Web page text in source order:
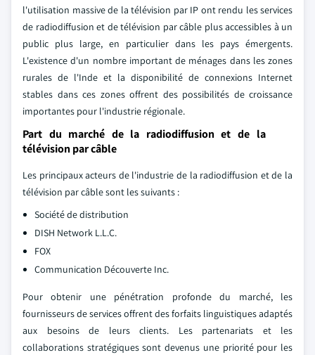
l'utilisation massive de la télévision par IP ont rendu les services
de radiodiffusion et de télévision par câble plus accessibles à un
public plus large, en particulier dans les pays émergents.
L'existence d'un nombre important de ménages dans les zones
rurales de l'Inde et la disponibilité de connexions Internet
stables dans ces zones offrent des possibilités de croissance
importantes pour l'industrie régionale.
Part du marché de la radiodiffusion et de la
télévision par câble
Les principaux acteurs de l'industrie de la radiodiffusion et de la
télévision par câble sont les suivants :
Société de distribution
DISH Network L.L.C.
FOX
Communication Découverte Inc.
Pour obtenir une pénétration profonde du marché, les
fournisseurs de services offrent des forfaits linguistiques adaptés
aux besoins de leurs clients. Les partenariats et les
collaborations stratégiques sont devenus une priorité pour les